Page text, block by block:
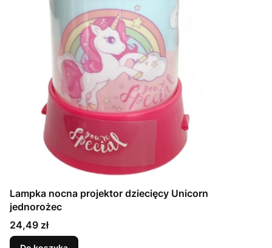
Lampka nocna projektor dziecięcy Unicorn
jednorożec
Cena
24,49 zł